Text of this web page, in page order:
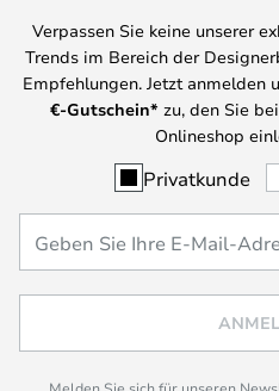
Verpassen Sie keine unserer
Trends im Bereich der
Empfehlungen. Jetzt anmelden
€-Gutschein* zu, den Sie
Onlineshop
Privatkunde